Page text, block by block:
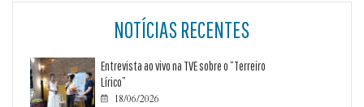
NOTÍCIAS RECENTES
Entrevista ao vivo na TVE sobre o “Terreiro
Lírico”
 18/06/2026